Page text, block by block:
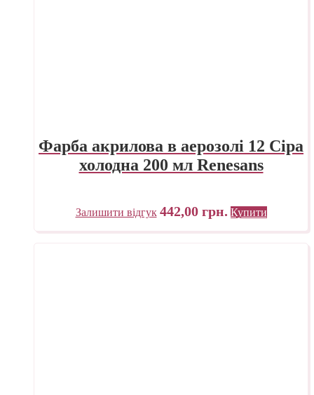
Фарба акрилова в аерозолі 12 Сіра
холодна 200 мл Renesans
Залишити відгук 442,00 грн. Купити